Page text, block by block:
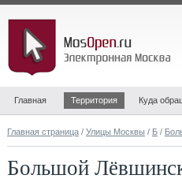
Главная Территория Куда
Главная страница / Улицы Москвы / Б /
Большой